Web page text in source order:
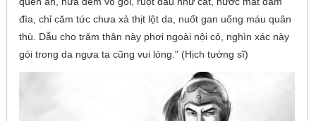
đìa, chỉ căm tức chưa xả thịt lột da, nuốt gan uống máu quân
thù. Dẫu cho trăm thân này phơi ngoài nội cỏ, nghìn xác này
gói trong da ngựa ta cũng vui lòng." (Hịch tướng sĩ)